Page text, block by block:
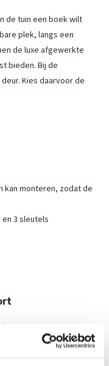
de tuin een boek wilt
plek, langs een
de luxe afgewerkte
bieden. Bij de
Kies daarvoor de
kan monteren, zodat de
3 sleutels